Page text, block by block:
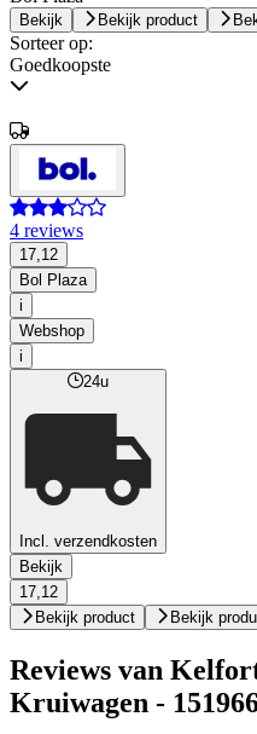
Bekijk Bekijk product
Sorteer op:
Goedkoopste
4 reviews
17,12
Bol Plaza
i
Webshop
i
24u
Incl. verzendkosten
Bekijk
17,12
Bekijk product
Bekijk
Reviews van
Kruiwagen -